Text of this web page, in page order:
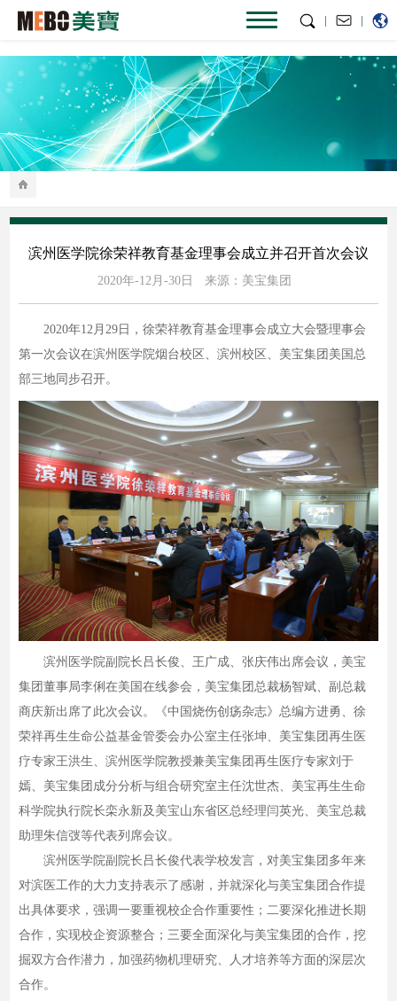
|
|
滨州医学院徐荣祥教育基金理事会成立并召开首次会议
2020年-12月-30日 来源：美宝集团
2020年12月29日，徐荣祥教育基金理事会成立大会暨理事会
第一次会议在滨州医学院烟台校区、滨州校区、美宝集团美国总
部三地同步召开。
滨州医学院副院长吕长俊、王广成、张庆伟出席会议，美宝
集团董事局李俐在美国在线参会，美宝集团总裁杨智斌、副总裁
商庆新出席了此次会议。《中国烧伤创疡杂志》总编方进勇、徐
荣祥再生生命公益基金管委会办公室主任张坤、美宝集团再生医
疗专家王洪生、滨州医学院教授兼美宝集团再生医疗专家刘于
嫣、美宝集团成分分析与组合研究室主任沈世杰、美宝再生生命
科学院执行院长栾永新及美宝山东省区总经理闫英光、美宝总裁
助理朱信弢等代表列席会议。
滨州医学院副院长吕长俊代表学校发言，对美宝集团多年来
对滨医工作的大力支持表示了感谢，并就深化与美宝集团合作提
出具体要求，强调一要重视校企合作重要性；二要深化推进长期
合作，实现校企资源整合；三要全面深化与美宝集团的合作，挖
掘双方合作潜力，加强药物机理研究、人才培养等方面的深层次
合作。